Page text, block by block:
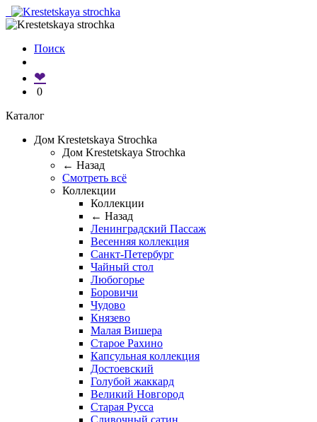
Поиск
❤
0
Каталог
Дом Krestetskaya Strochka
Дом Krestetskaya Strochka
← Назад
Смотреть всё
Коллекции
Коллекции
← Назад
Ленинградский Пассаж
Весенняя коллекция
Санкт-Петербург
Чайный стол
Любогорье
Боровичи
Чудово
Князево
Малая Вишера
Старое Рахино
Капсульная коллекция
Достоевский
Голубой жаккард
Великий Новгород
Старая Русса
Сливочный сатин